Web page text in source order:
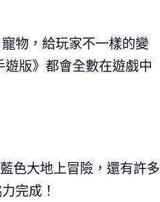
物，給玩家不一樣的變
版》都會全數在遊戲中
色大地上冒險，還有許多
完成！